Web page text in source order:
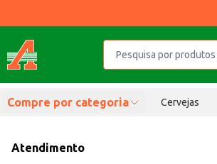
Compre por categoria Cervejas
Atendimento